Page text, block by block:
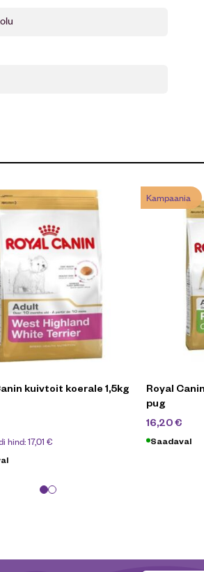
kuivtoit koerale 1,5kg
hind:17,01 €
Kampaania
Royal
pug
16,20€
Saadaval